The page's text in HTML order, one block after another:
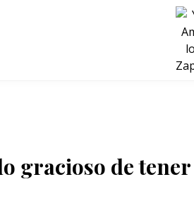
gracioso de